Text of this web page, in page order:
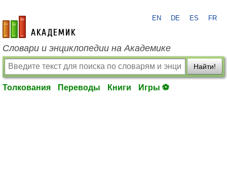
academic.ru
EN DE ES FR
Словари и энциклопедии на Академике
Найти!
Толкования Переводы Книги Игры ⚽